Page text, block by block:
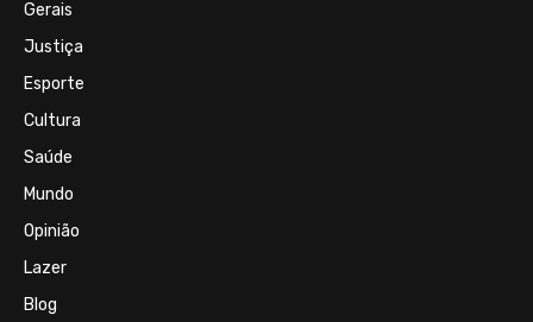
Gerais
Justiça
Esporte
Cultura
Saúde
Mundo
Opinião
Lazer
Blog